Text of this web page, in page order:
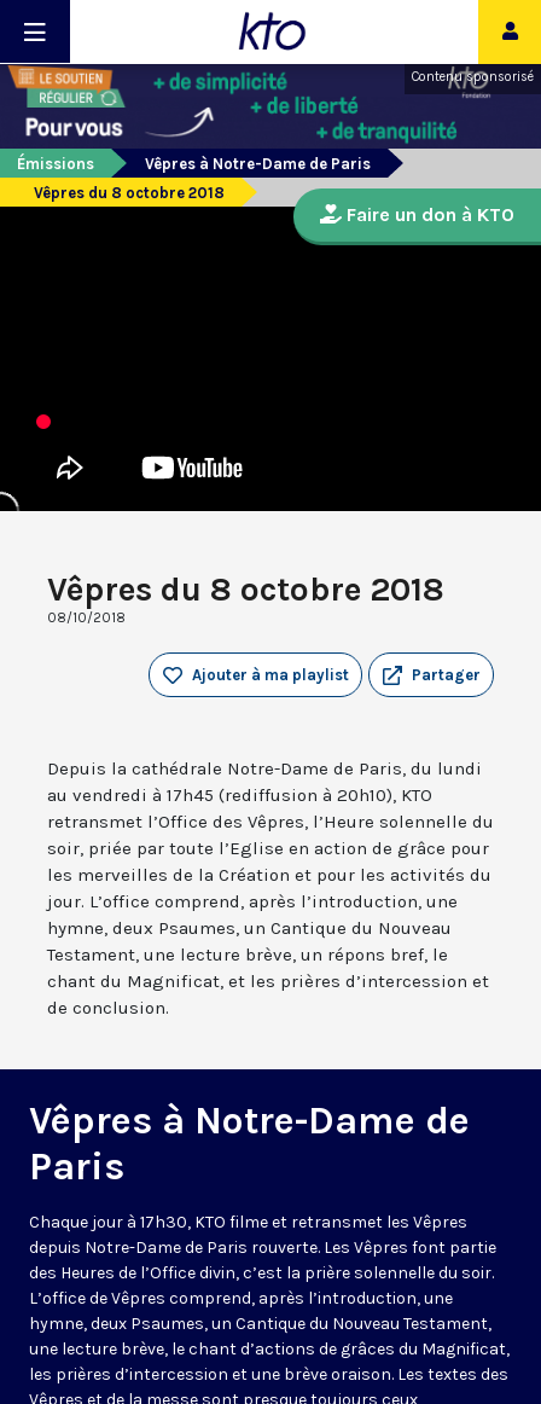
Contenu sponsorisé
Émissions
Vêpres à Notre-Dame de Paris
Vêpres du 8 octobre 2018
Vêpres du 8 octobre 2018
08/10/2018
Partager
Ajouter à ma playlist
Depuis la cathédrale Notre-Dame de Paris, du lundi
au vendredi à 17h45 (rediffusion à 20h10), KTO
retransmet l’Office des Vêpres, l’Heure solennelle du
soir, priée par toute l’Eglise en action de grâce pour
les merveilles de la Création et pour les activités du
jour. L’office comprend, après l’introduction, une
hymne, deux Psaumes, un Cantique du Nouveau
Testament, une lecture brève, un répons bref, le
chant du Magnificat, et les prières d’intercession et
de conclusion.
Vêpres à Notre-Dame de
Paris
Chaque jour à 17h30, KTO filme et retransmet les Vêpres
depuis Notre-Dame de Paris rouverte. Les Vêpres font partie
des Heures de l’Office divin, c’est la prière solennelle du soir.
L’office de Vêpres comprend, après l’introduction, une
hymne, deux Psaumes, un Cantique du Nouveau Testament,
une lecture brève, le chant d’actions de grâces du Magnificat,
les prières d’intercession et une brève oraison. Les textes des
Vêpres et de la messe sont presque toujours ceux
Faire un don à KTO